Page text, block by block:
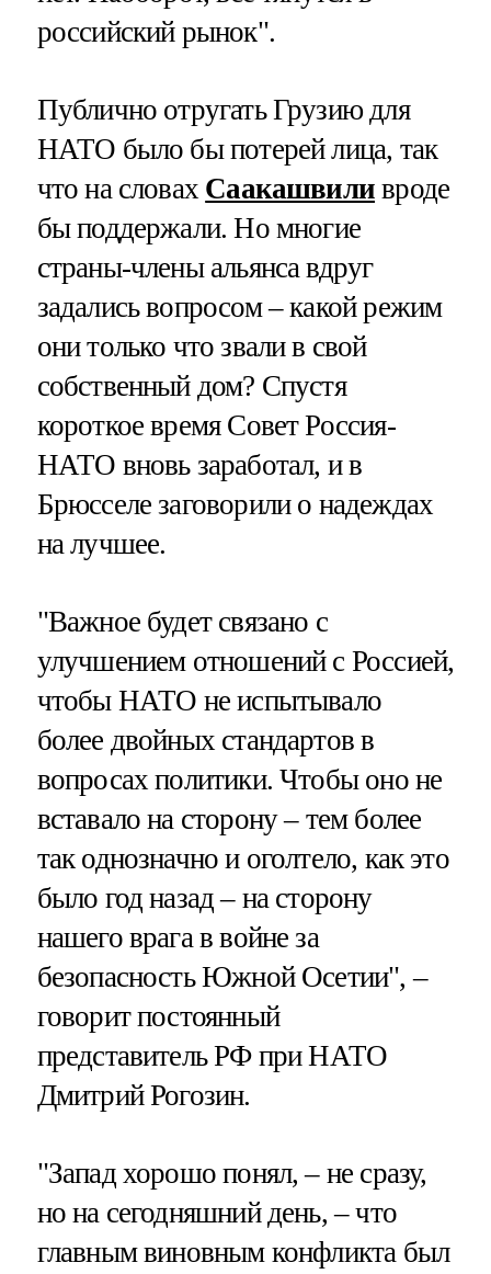
российский рынок".
Публично отругать Грузию для
НАТО было бы потерей лица, так
что на словах Саакашвили вроде
бы поддержали. Но многие
страны-члены альянса вдруг
задались вопросом – какой режим
они только что звали в свой
собственный дом? Спустя
короткое время Совет Россия-
НАТО вновь заработал, и в
Брюсселе заговорили о надеждах
на лучшее.
"Важное будет связано с
улучшением отношений с Россией,
чтобы НАТО не испытывало
более двойных стандартов в
вопросах политики. Чтобы оно не
вставало на сторону – тем более
так однозначно и оголтело, как это
было год назад – на сторону
нашего врага в войне за
безопасность Южной Осетии", –
говорит постоянный
представитель РФ при НАТО
Дмитрий Рогозин.
"Запад хорошо понял, – не сразу,
но на сегодняшний день, – что
главным виновным конфликта был